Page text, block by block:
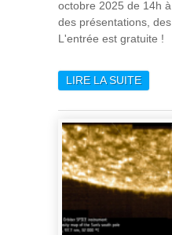
octobre 2025 de 14h
des présentations,
L'entrée est gratuite !
LIRE LA SUITEDE